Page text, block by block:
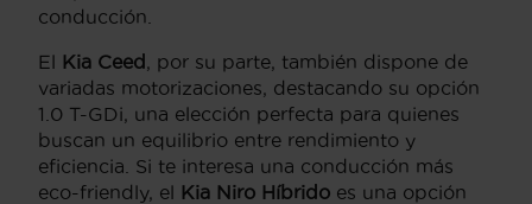
conducción.
El Kia Ceed , por su parte, también dispone de
variadas motorizaciones, destacando su opción
1.0 T-GDi, una elección perfecta para quienes
buscan un equilibrio entre rendimiento y
eficiencia. Si te interesa una conducción más
eco-friendly, el Kia Niro Híbrido es una opción